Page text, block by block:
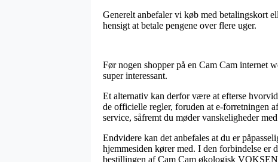
Generelt anbefaler vi køb med betalingskort
hensigt at betale pengene over flere uger.
Før nogen shopper på en Cam Cam internet
super interessant.
Et alternativ kan derfor være at efterse
de officielle regler, foruden at e-forretningen
service, såfremt du møder vanskeligheder
Endvidere kan det anbefales at du er
hjemmesiden kører med. I den forbindelse er
bestillingen af Cam Cam økologisk